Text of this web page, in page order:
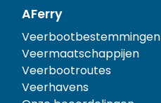
AFerry
Veerbootbestemmingen
Veermaatschappijen
Veerbootroutes
Veerhavens